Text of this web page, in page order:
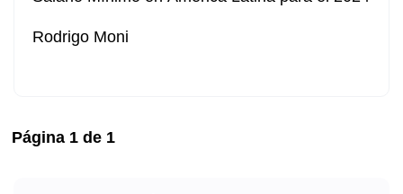
Rodrigo Moni
Página 1 de 1